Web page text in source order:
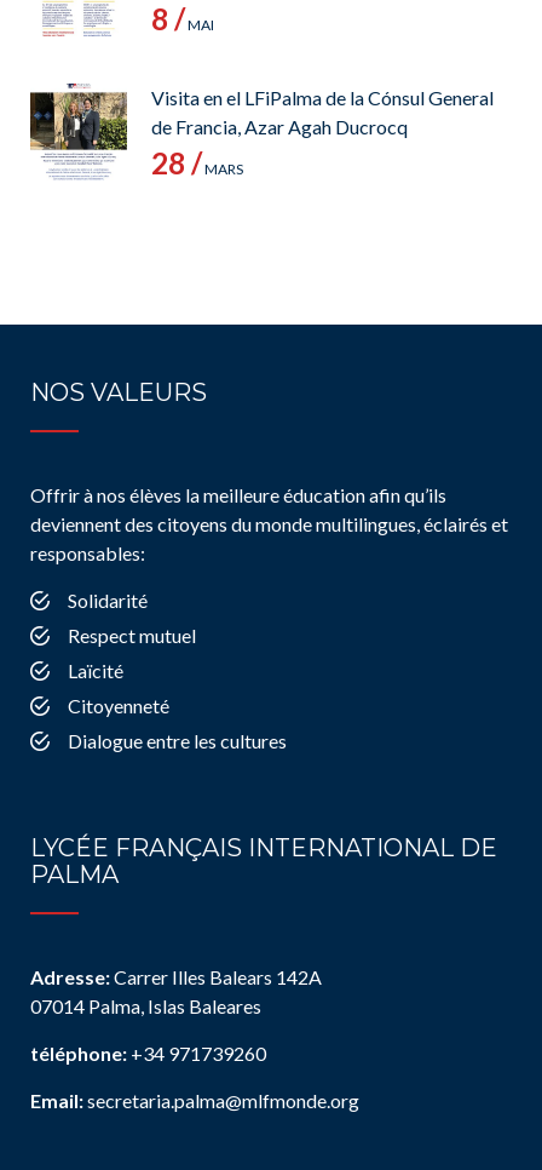
8 /MAI
Visita en el LFiPalma de la Cónsul General
de Francia, Azar Agah Ducrocq
28 /MARS
NOS VALEURS
Offrir à nos élèves la meilleure éducation afin qu’ils
deviennent des citoyens du monde multilingues, éclairés et
responsables:
Solidarité
Respect mutuel
Laïcité
Citoyenneté
Dialogue entre les cultures
LYCÉE FRANÇAIS INTERNATIONAL DE
PALMA
Adresse:Carrer Illes Balears 142A
07014 Palma, Islas Baleares
téléphone: +34 971739260
Email:secretaria.palma@mlfmonde.org